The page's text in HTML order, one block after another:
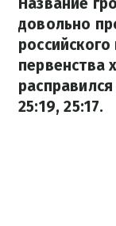
Название
довольно
первенства
25:19, 25:17.